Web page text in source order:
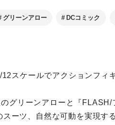
グリーンアロー DCコミック
スケールでアクションフィ
グリーンアローと『FLASH/
ーツ、自然な可動を実現す